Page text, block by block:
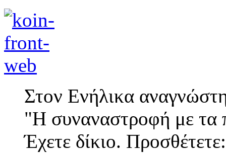
Στον Ενήλικα
"Η συναναστροφή με τα
Έχετε δίκιο. Προσθέτετε: